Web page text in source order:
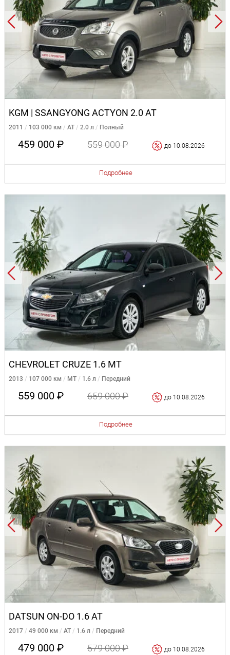
KGM | SSANGYONG ACTYON 2.0 AT
2011 103 000 км AT 2.0 л Полный
459 000 ₽ 559 000 ₽ до 10.08.2026
Подробнее
CHEVROLET CRUZE 1.6 MT
2013 107 000 км MT 1.6 л Передний
559 000 ₽ 659 000 ₽ до 10.08.2026
Подробнее
DATSUN ON-DO 1.6 AT
2017 49 000 км AT 1.6 л Передний
479 000 ₽ 579 000 ₽ до 10.08.2026